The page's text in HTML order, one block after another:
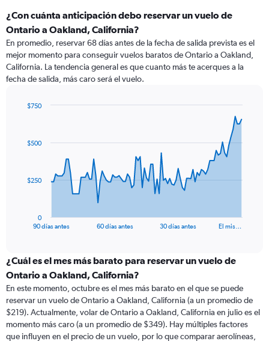
¿Con cuánta anticipación debo reservar un vuelo de
Ontario a Oakland, California?
En promedio, reservar 68 días antes de la fecha de salida prevista es el
mejor momento para conseguir vuelos baratos de Ontario a Oakland,
California. La tendencia general es que cuanto más te acerques a la
fecha de salida, más caro será el vuelo.
data
The
categories.
Range:
categories.
The
chart
has
90 días antes 60 días antes 30 días antes El mis…
0
$250
$500
$750
¿Cuál es el mes más barato para reservar un vuelo de
Ontario a Oakland, California?
En este momento, octubre es el mes más barato en el que se puede
reservar un vuelo de Ontario a Oakland, California (a un promedio de
$219). Actualmente, volar de Ontario a Oakland, California en julio es el
momento más caro (a un promedio de $349). Hay múltiples factores
que influyen en el precio de un vuelo, por lo que comparar aerolíneas,